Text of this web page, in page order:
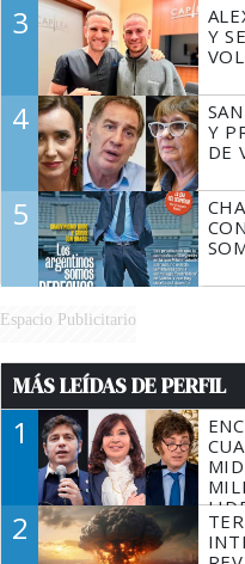
3
Y
4
Y
DE
5
Espacio Publicitario
MÁS LEÍDAS DE PERFIL
1
2